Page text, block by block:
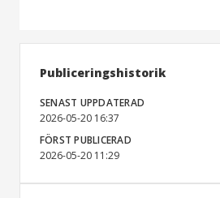
Publiceringshistorik
SENAST UPPDATERAD
2026-05-20 16:37
FÖRST PUBLICERAD
2026-05-20 11:29